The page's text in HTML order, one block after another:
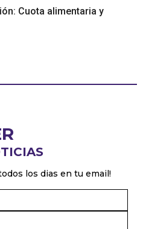
Cuota alimentaria y
los dias en tu email!